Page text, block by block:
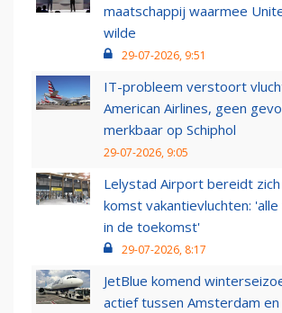
maatschappij waarmee
wilde
29-07-2026, 9:51
IT-probleem verstoort
American Airlines, geen
merkbaar op Schiphol
29-07-2026, 9:05
Lelystad Airport bereidt
komst vakantievluchten:
in de toekomst'
29-07-2026, 8:17
JetBlue komend
actief tussen Amsterdam